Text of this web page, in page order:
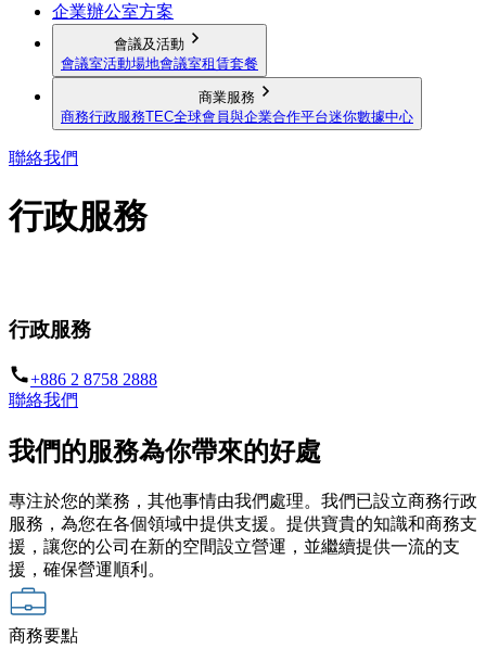
企業辦公室方案
會議及活動
會議室活動場地會議室租賃套餐
商業服務
商務行政服務TEC全球會員與企業合作平台迷你數據中心
聯絡我們
行政服務
行政服務
+886 2 8758 2888
聯絡我們
我們的服務為你帶來的好處
專注於您的業務，其他事情由我們處理。我們已設立商務行政
服務，為您在各個領域中提供支援。提供寶貴的知識和商務支
援，讓您的公司在新的空間設立營運，並繼續提供一流的支
援，確保營運順利。
商務要點